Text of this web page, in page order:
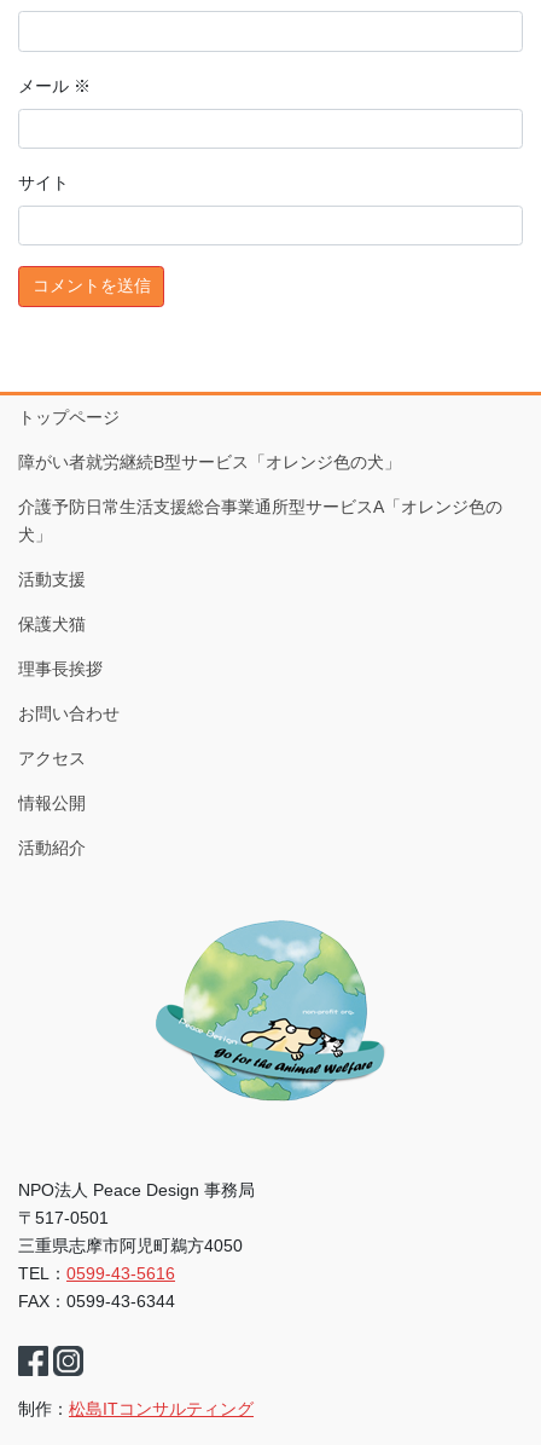
メール ※
サイト
トップページ
障がい者就労継続B型サービス「オレンジ色の犬」
介護予防日常生活支援総合事業通所型サービスA「オレンジ色の
犬」
活動支援
保護犬猫
理事長挨拶
お問い合わせ
アクセス
情報公開
活動紹介
NPO法人 Peace Design 事務局
〒517-0501
三重県志摩市阿児町鵜方4050
TEL： 0599-43-5616
FAX：0599-43-6344
制作： 松島ITコンサルティング